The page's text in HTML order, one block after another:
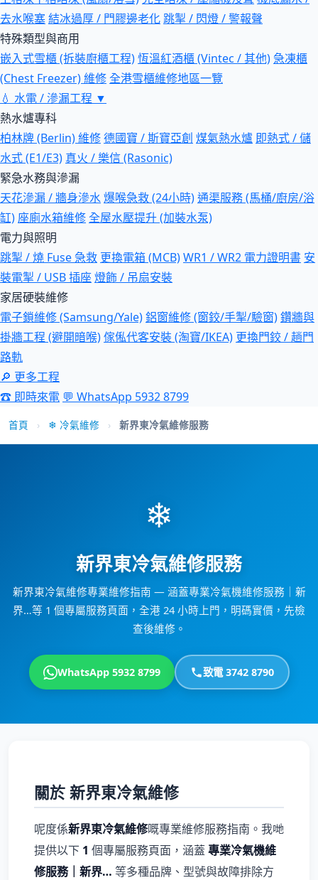
去水喉塞結冰過厚 / 門膠邊老化跳掣 / 閃燈 / 警報聲
特殊類型與商用
嵌入式雪櫃 (拆裝廚櫃工程)恆溫紅酒櫃 (Vintec / 其他)急凍櫃
(Chest Freezer) 維修全港雪櫃維修地區一覽
💧 水電 / 滲漏工程 ▼
熱水爐專科
柏林牌 (Berlin) 維修德國寶 / 斯寶亞創 煤氣熱水爐 即熱式 / 儲
水式 (E1/E3) 真火 / 樂信 (Rasonic)
緊急水務與滲漏
天花滲漏 / 牆身滲水爆喉急救 (24小時)通渠服務 (馬桶/廚房/浴
缸) 座廁水箱維修全屋水壓提升 (加裝水泵)
電力與照明
跳掣 / 燒 Fuse 急救 更換電箱 (MCB)WR1 / WR2 電力證明書 安
裝電掣 / USB 插座燈飾 / 吊扇安裝
家居硬裝維修
電子鎖維修 (Samsung/Yale)鋁窗維修 (窗鉸/手掣/驗窗)鑽牆與
掛牆工程 (避開暗喉)傢俬代客安裝 (淘寶/IKEA) 更換門鉸 / 趟門
路軌
🔎 更多工程
☎ 即時來電 💬 WhatsApp 5932 8799
首頁 › ❄ 冷氣維修 › 新界東冷氣維修服務
❄
新界東冷氣維修服務
新界東冷氣維修專業維修指南 — 涵蓋專業冷氣機維修服務｜新
界…等 1 個專屬服務頁面，全港 24 小時上門，明碼實價，先檢
查後維修。
WhatsApp 5932 8799 致電 3742 8790
關於 新界東冷氣維修
呢度係新界東冷氣維修嘅專業維修服務指南。我哋
提供以下 1 個專屬服務頁面，涵蓋專業冷氣機維
修服務｜新界… 等多種品牌、型號與故障排除方